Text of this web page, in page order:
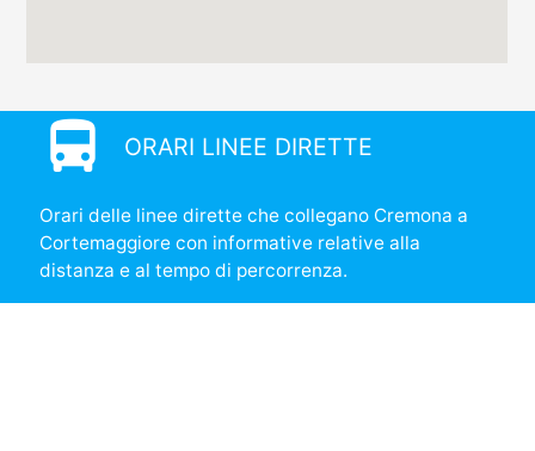
directions_bus ORARI LINEE DIRETTE
Orari delle linee dirette che collegano Cremona a
Cortemaggiore con informative relative alla
distanza e al tempo di percorrenza.